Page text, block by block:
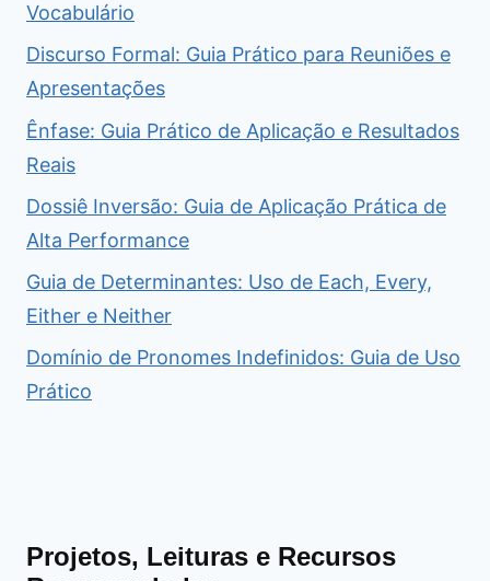
Vocabulário
Discurso Formal: Guia Prático para Reuniões e
Apresentações
Ênfase: Guia Prático de Aplicação e Resultados
Reais
Dossiê Inversão: Guia de Aplicação Prática de
Alta Performance
Guia de Determinantes: Uso de Each, Every,
Either e Neither
Domínio de Pronomes Indefinidos: Guia de Uso
Prático
Projetos, Leituras e Recursos